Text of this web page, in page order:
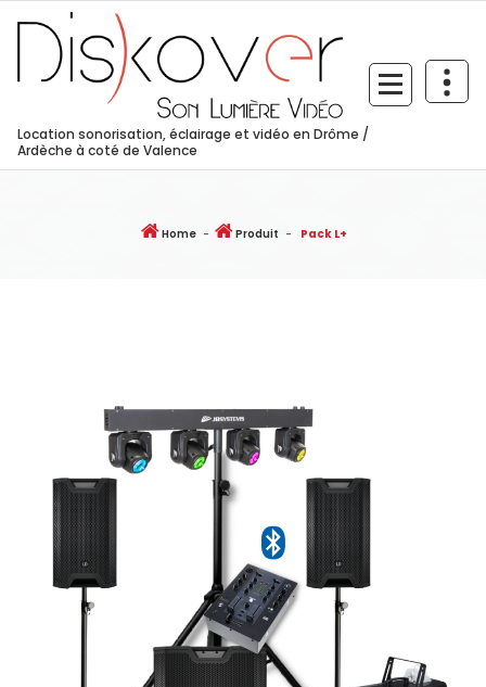
content
Location sonorisation, éclairage et vidéo en Drôme /
Ardèche à coté de Valence
Home- Produit - Pack L+